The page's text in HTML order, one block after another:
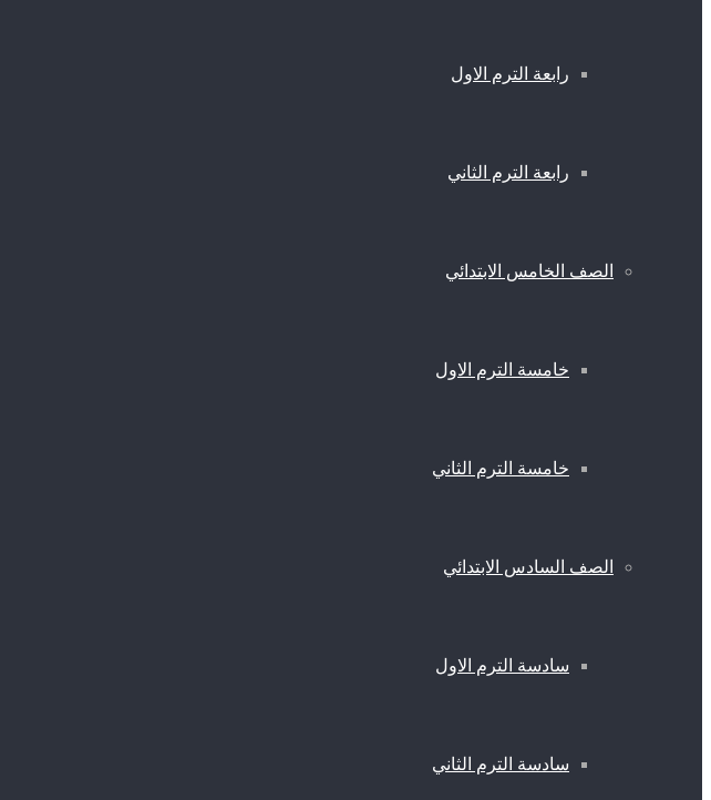
رابعة الترم الاول
رابعة الترم الثاني
الصف الخامس الابتدائي
خامسة الترم الاول
خامسة الترم الثاني
الصف السادس الابتدائي
سادسة الترم الاول
سادسة الترم الثاني